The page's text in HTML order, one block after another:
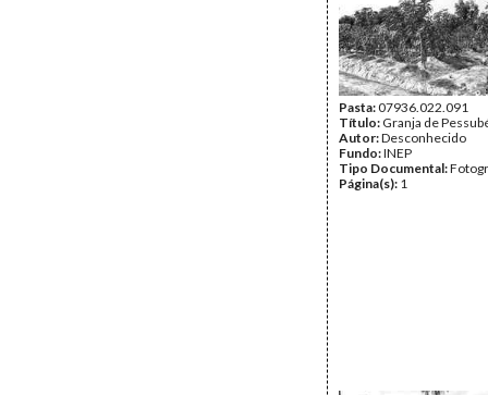
Pasta:07936.022.091
Título: Granja de
Autor:Desconhecido
Fundo:INEP
Tipo Documental:
Página(s): 1